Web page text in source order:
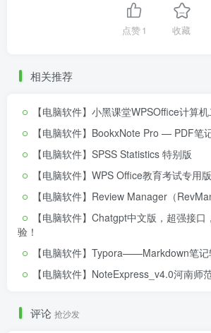
点赞1 收藏
相关推荐
【电脑软件】小黑课堂WPSOffice计算
【电脑软件】BookxNote Pro — PDF笔
【电脑软件】SPSS Statistics 特别版
【电脑软件】WPS Office教育考试专用版
【电脑软件】Review Manager（
【电脑软件】Chatgpt中文版，超强接
验！
【电脑软件】Typora——Markdown笔
【电脑软件】NoteExpress_v4.0河南师
评论 抢沙发